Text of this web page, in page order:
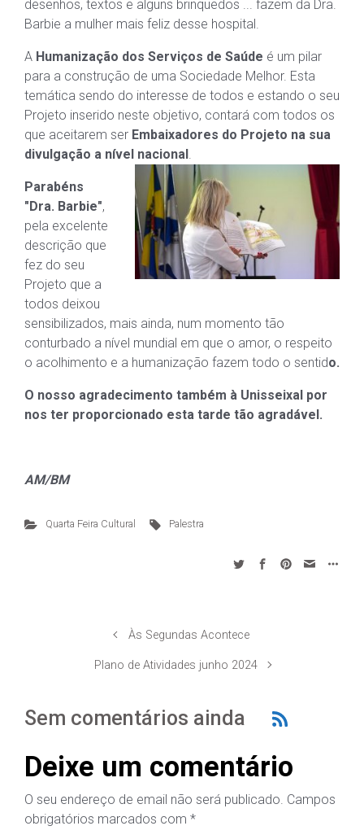
desenhos, textos e alguns brinquedos ... fazem da Dra.
Barbie a mulher mais feliz desse hospital.
A Humanização dos Serviços de Saúde é um pilar
para a construção de uma Sociedade Melhor. Esta
temática sendo do interesse de todos e estando o seu
Projeto inserido neste objetivo, contará com todos os
que aceitarem ser Embaixadores do Projeto na sua
divulgação a nível nacional.
Parabéns
"Dra. Barbie",
pela excelente
descrição que
fez do seu
Projeto que a
todos deixou
sensibilizados, mais ainda, num momento tão
conturbado a nível mundial em que o amor, o respeito
o acolhimento e a humanização fazem todo o sentido.
O nosso agradecimento também à Unisseixal por
nos ter proporcionado esta tarde tão agradável.
AM/BM
Quarta Feira Cultural Palestra
Às Segundas Acontece
Plano de Atividades junho 2024
Sem comentários ainda
Deixe um comentário
O seu endereço de email não será publicado. Campos
obrigatórios marcados com *